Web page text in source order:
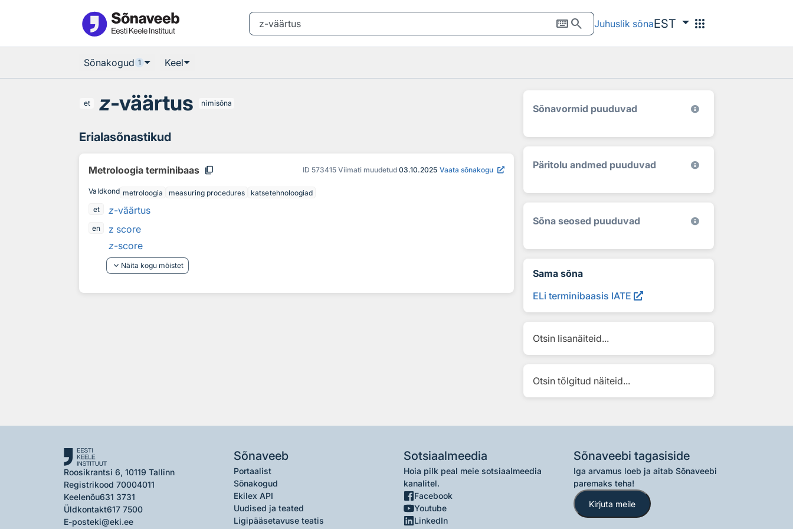
keyboardsearch Juhuslik sõnaEST apps
Sõnakogud 1 Keel
et z-väärtus nimisõna
Erialasõnastikud
Metroloogia terminibaas content_copy ID 573415 Viimati muudetud 03.10.2025 Vaata sõnakogu
Valdkond metroloogia measuring procedures
katsetehnoloogiad
et
z-väärtus
en
z score
z-score
keyboard_arrow_down Näita kogu mõistet
Sõnavormid puuduvad
Päritolu andmed puuduvad
Sõna seosed puuduvad
Sama sõna
ELi terminibaasis IATE
Otsin lisanäiteid...
Otsin tõlgitud näiteid...
Roosikrantsi 6, 10119 Tallinn
Registrikood 70004011
Keelenõu631 3731
Üldkontakt617 7500
E-posteki@eki.ee
Sõnaveeb
Portaalist
Sõnakogud
Ekilex API
Uudised ja teated
Ligipääsetavuse teatis
Sotsiaalmeedia
Hoia pilk peal meie sotsiaalmeedia
kanalitel.
Facebook
Youtube
LinkedIn
Sõnaveebi tagasiside
Iga arvamus loeb ja aitab Sõnaveebi
paremaks teha!
Kirjuta meile